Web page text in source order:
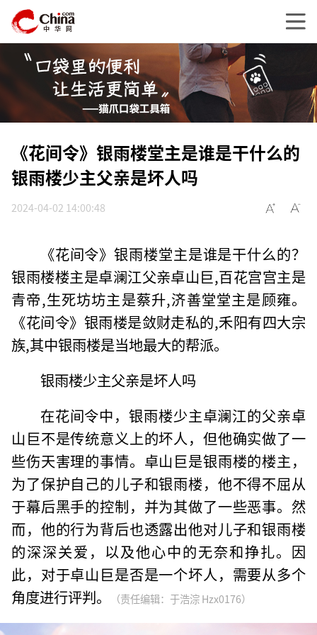
《花间令》银雨楼堂主是谁是干什么的
银雨楼少主父亲是坏人吗
2024-04-02 14:00:48
《花间令》银雨楼堂主是谁是干什么的？
银雨楼楼主是卓澜江父亲卓山巨,百花宫宫主是
青帝,生死坊坊主是蔡升,济善堂堂主是顾雍。
《花间令》银雨楼是敛财走私的,禾阳有四大宗
族,其中银雨楼是当地最大的帮派。
银雨楼少主父亲是坏人吗
在花间令中，银雨楼少主卓澜江的父亲卓
山巨不是传统意义上的坏人，但他确实做了一
些伤天害理的事情。卓山巨是银雨楼的楼主，
为了保护自己的儿子和银雨楼，他不得不屈从
于幕后黑手的控制，并为其做了一些恶事。然
而，他的行为背后也透露出他对儿子和银雨楼
的深深关爱，以及他心中的无奈和挣扎。因
此，对于卓山巨是否是一个坏人，需要从多个
角度进行评判。
（责任编辑：于浩淙 Hzx0176）